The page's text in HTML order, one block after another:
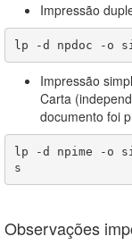
Impressão
lp -d npdoc -o
Impressão
Carta
documento foi
lp -d npime -o
s
Observações